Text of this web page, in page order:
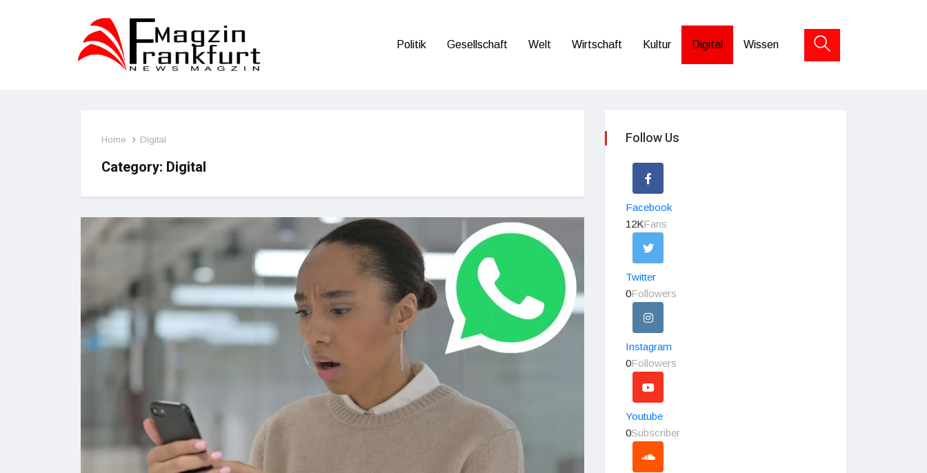
Politik Gesellschaft Welt Wirtschaft Kultur Digital Wissen
Home Digital
Category: Digital
Follow Us
Facebook
12KFans
Twitter
0Followers
Instagram
0Followers
Youtube
0Subscriber